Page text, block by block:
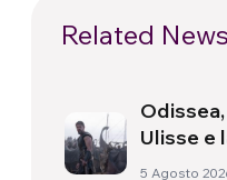
Related News
Ulisse e
nuova
5 Agosto